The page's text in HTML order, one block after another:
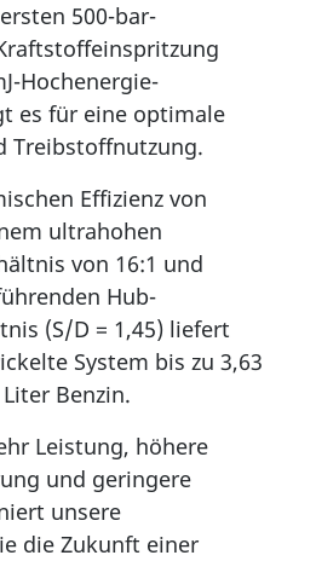
500-bar-
Hochenergie-
es für eine optimale
Treibstoffnutzung.
Effizienz von
ultrahohen
von 16:1 und
Hub-
(S/D = 1,45) liefert
System bis zu 3,63
Benzin.
Leistung, höhere
und geringere
unsere
die Zukunft einer